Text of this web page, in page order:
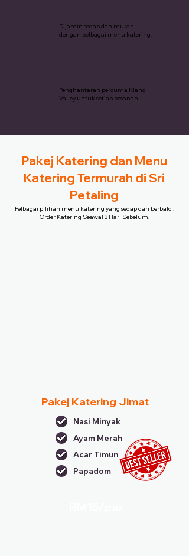
Dijamin sedap dan murah
dengan pelbagai menu katering.
Penghantaran percuma Klang
Valley untuk setiap pesanan.
Pakej Katering dan Menu
Katering Termurah di Sri
Petaling
Pelbagai pilihan menu katering yang sedap dan berbaloi.
Order Katering Seawal 3 Hari Sebelum.
Pakej Katering Jimat
Nasi Minyak
Ayam Merah
Acar Timun
Papadom